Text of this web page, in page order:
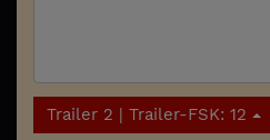
Trailer 2 | Trailer-FSK: 12